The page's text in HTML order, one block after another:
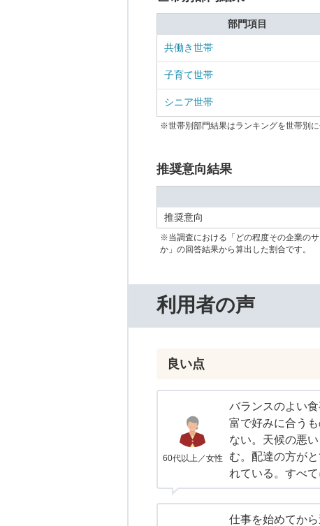
部門項目
共働き世帯
子育て世帯
シニア世帯
※世帯別部門結果はランキングを世帯別に
推奨意向結果
推奨意向
※当調査における「どの程度その企業の
か」の回答結果から算出した割合です。
利用者の声
良い点
60代以上／女性
バランスのよい
富で好みに合う
ない。天候の悪
む。配達の方が
れている。すべ
仕事を始めてか